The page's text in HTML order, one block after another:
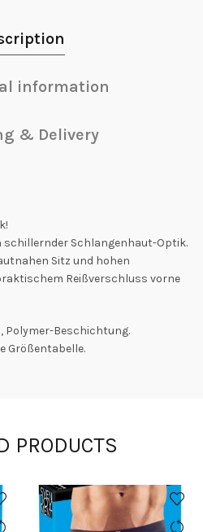
information
& Delivery
schillernder Schlangenhaut-Optik.
Sitz und hohen
Reißverschluss vorne
Polymer-Beschichtung.
Größentabelle.
PRODUCTS